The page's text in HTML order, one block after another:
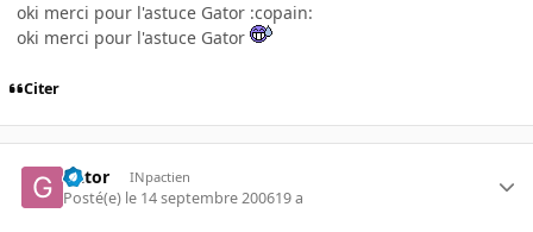
oki merci pour l'astuce Gator :copain:
oki merci pour l'astuce Gator
Citer
Gator INpactien
Posté(e) le 14 septembre 200619 a